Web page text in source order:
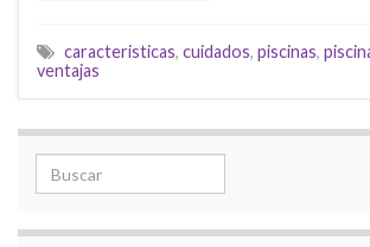
caracteristicas, cuidados, piscinas,
ventajas
Search for: